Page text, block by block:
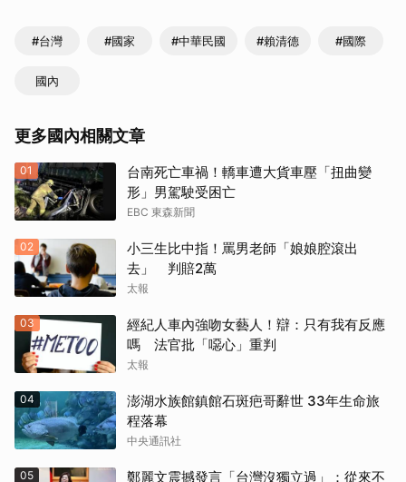
#台灣 #國家 #中華民國 #賴清德 #國際
國內
更多國內相關文章
01
台南死亡車禍！轎車遭大貨車壓「扭曲變
形」男駕駛受困亡
EBC 東森新聞
02
小三生比中指！罵男老師「娘娘腔滾出
去」 判賠2萬
太報
03
經紀人車內強吻女藝人！辯：只有我有反應
嗎 法官批「噁心」重判
太報
04
澎湖水族館鎮館石斑疤哥辭世 33年生命旅
程落幕
中央通訊社
05 鄭麗文震撼發言「台灣沒獨立過」：從來不